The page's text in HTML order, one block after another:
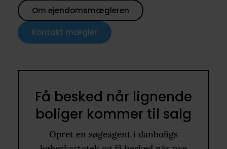
Om ejendomsmægleren
Kontakt mægler
Få besked når lignende
boliger kommer til salg
Opret en søgeagent i danboligs